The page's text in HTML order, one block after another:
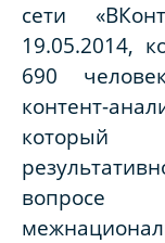
сети
19.05.2014,
690
контент-
который